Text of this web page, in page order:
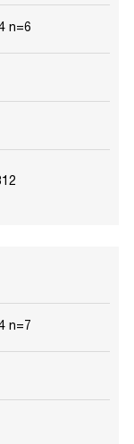
n=6
n=7